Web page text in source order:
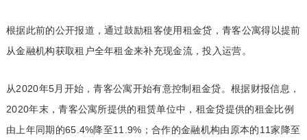
根据此前的公开报道，通过鼓励租客使用租金贷，青客公寓得以提前
从金融机构获取租户全年租金来补充现金流，投入运营。
从2020年5月开始，青客公寓开始有意控制租金贷。根据财报信息，
2020年末，青客公寓所提供的租赁单位中，租金贷提供的租金比例
由上年同期的65.4%降至11.9%；合作的金融机构由原本的11家降至